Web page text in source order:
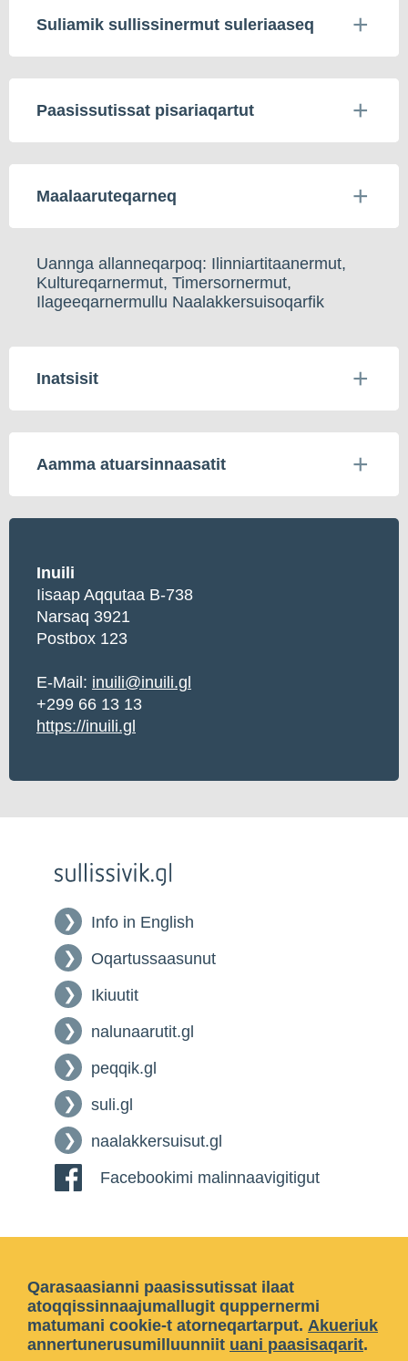
Suliamik sullissinermut suleriaaseq
Paasissutissat pisariaqartut
Maalaaruteqarneq
Uannga allanneqarpoq: Ilinniartitaanermut,
Kultureqarnermut, Timersornermut,
Ilageeqarnermullu Naalakkersuisoqarfik
Inatsisit
Aamma atuarsinnaasatit
Inuili
Iisaap Aqqutaa B-738
Narsaq 3921
Postbox 123
E-Mail: inuili@inuili.gl
+299 66 13 13
https://inuili.gl
Info in English
Oqartussaasunut
Ikiuutit
nalunaarutit.gl
peqqik.gl
suli.gl
naalakkersuisut.gl
Facebookimi malinnaavigitigut
Qarasaasianni paasissutissat ilaat
atoqqissinnaajumallugit quppernermi
matumani cookie-t atorneqartarput. Akueriuk
annertunerusumilluunniit uani paasisaqarit.